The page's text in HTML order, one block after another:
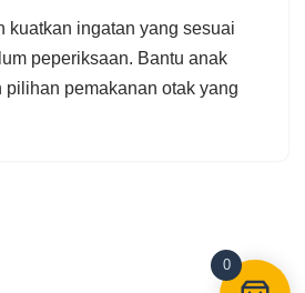
kuatkan ingatan yang sesuai
peperiksaan. Bantu anak
pilihan pemakanan otak yang
0